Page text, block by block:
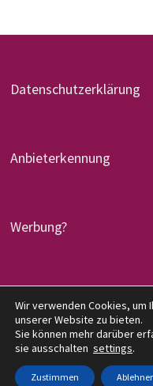
Datenschutzerklärung
Anbieterkennung
Werbung?
Copyright © 2026
präsentiert von WordPress
Wir verwenden Cookies, um
unserer Website zu bieten.
Sie können mehr darüber
sie ausschalten settings.
Zustimmen